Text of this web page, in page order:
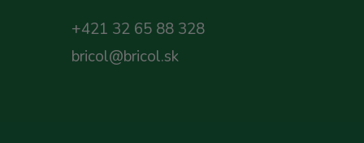
+421 32 65 88 328
bricol@bricol.sk